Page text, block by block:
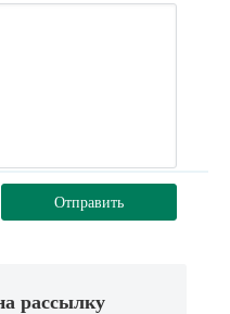
Отправить
рассылку